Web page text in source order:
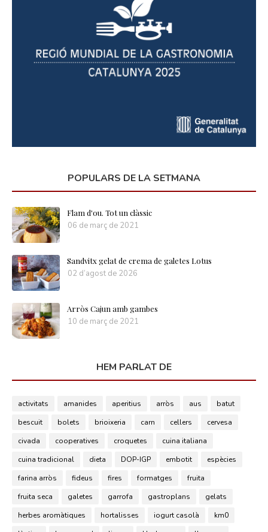
POPULARS DE LA SETMANA
Flam d'ou. Tot un clàssic
06 de març de 2021
Sandvitx gelat de crema de galetes Lotus
02 d’agost de 2026
Arròs Cajun amb gambes
10 de març de 2021
HEM PARLAT DE
activitats amanides aperitius arròs aus
batut
bescuit
bolets brioixeria carn cellers
cervesa
civada
cooperatives croquetes
cuina italiana
cuina tradicional
dieta DOP-IGP embotit
espècies
farina arròs
fideus fires formatges
fruita
fruita seca
galetes garrofa gastroplans
gelats
herbes aromàtiques
hortalisses iogurt casolà
km0